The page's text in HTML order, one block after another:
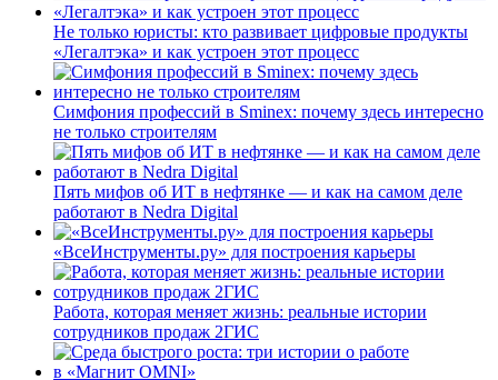
Не только юристы: кто развивает цифровые продукты
«Легалтэка» и как устроен этот процесс
Симфония профессий в Sminex: почему здесь интересно
не только строителям
Пять мифов об ИТ в нефтянке — и как на самом деле
работают в Nedra Digital
«ВсеИнструменты.ру» для построения карьеры
Работа, которая меняет жизнь: реальные истории
сотрудников продаж 2ГИС